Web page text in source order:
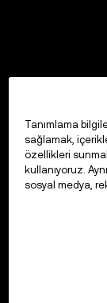
Tanımlama
sağlamak,
özellikleri
kullanıyoruz.
sosyal medya,